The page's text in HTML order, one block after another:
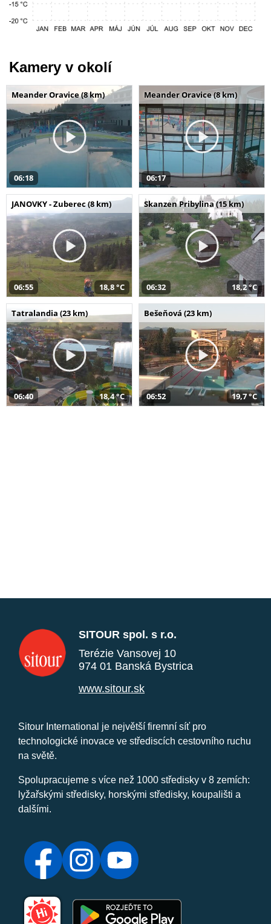
Kamery v okolí
Meander Oravice (8 km)
06:18
Meander Oravice (8 km)
06:17
JANOVKY - Zuberec (8 km)
06:55 18,8 °C
Skanzen Pribylina (15 km)
06:32 18,2 °C
Tatralandia (23 km)
06:40 18,4 °C
Bešeňová (23 km)
06:52 19,7 °C
SITOUR spol. s r.o.
Terézie Vansovej 10
974 01 Banská Bystrica
www.sitour.sk
Sitour International je největší firemní síť pro
technologické inovace ve střediscích cestovního ruchu
na světě.
Spolupracujeme s více než 1000 středisky v 8 zemích:
lyžařskými středisky, horskými středisky, koupališti a
dalšími.